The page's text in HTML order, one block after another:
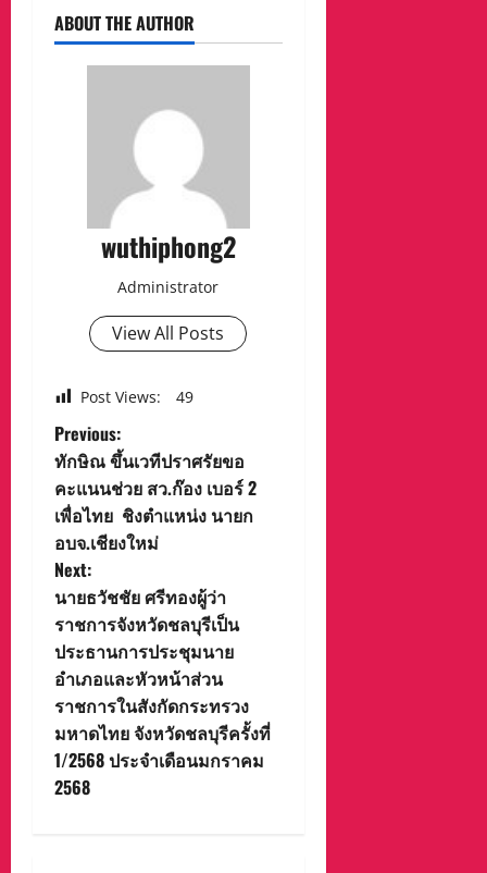
ABOUT THE AUTHOR
wuthiphong2
Administrator
View All Posts
Post Views: 49
P
o
s
t
n
a
v
i
g
Previous:
ทักษิณ ขึ้นเวทีปราศรัยขอ
คะแนนช่วย สว.ก๊อง เบอร์ 2
เพื่อไทย ชิงตำแหน่ง นายก
อบจ.เชียงใหม่
Next:
นายธวัชชัย ศรีทองผู้ว่า
ราชการจังหวัดชลบุรีเป็น
ประธานการประชุมนาย
อำเภอและหัวหน้าส่วน
ราชการในสังกัดกระทรวง
มหาดไทย จังหวัดชลบุรีครั้งที่
1/2568 ประจำเดือนมกราคม
2568